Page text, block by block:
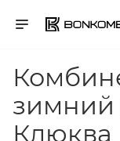
зимний
Клюква